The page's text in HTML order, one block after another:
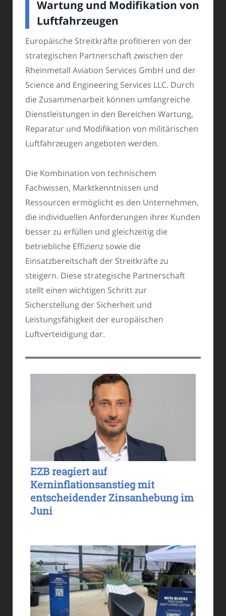
Wartung und Modifikation von
Luftfahrzeugen
Europäische Streitkräfte profitieren von der
strategischen Partnerschaft zwischen der
Rheinmetall Aviation Services GmbH und der
Science and Engineering Services LLC. Durch
die Zusammenarbeit können umfangreiche
Dienstleistungen in den Bereichen Wartung,
Reparatur und Modifikation von militärischen
Luftfahrzeugen angeboten werden.
Die Kombination von technischem
Fachwissen, Marktkenntnissen und
Ressourcen ermöglicht es den Unternehmen,
die individuellen Anforderungen ihrer Kunden
besser zu erfüllen und gleichzeitig die
betriebliche Effizienz sowie die
Einsatzbereitschaft der Streitkräfte zu
steigern. Diese strategische Partnerschaft
stellt einen wichtigen Schritt zur
Sicherstellung der Sicherheit und
Leistungsfähigkeit der europäischen
Luftverteidigung dar.
EZB reagiert auf
Kerninflationsanstieg mit
entscheidender Zinsanhebung im
Juni